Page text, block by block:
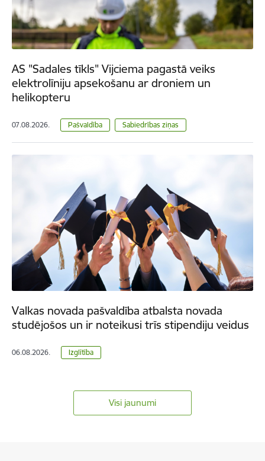
AS "Sadales tīkls" Vijciema pagastā veiks
elektrolīniju apsekošanu ar droniem un
helikopteru
07.08.2026. Pašvaldība Sabiedrības ziņas
Valkas novada pašvaldība atbalsta novada
studējošos un ir noteikusi trīs stipendiju veidus
06.08.2026. Izglītība
Visi jaunumi